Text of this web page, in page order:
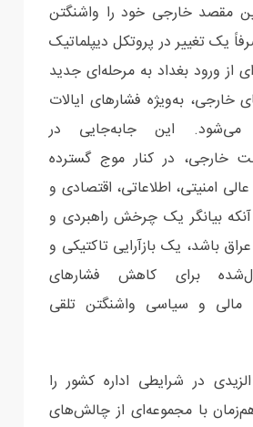
مقصد خارجی خود را واشنگتن
یک تغییر در پروتکل دیپلماتیک
از ورود بغداد به مرحله‌ای جدید
خارجی، به‌ویژه فشارهای ایالات
می‌شود. این جابه‌جایی در
خارجی، در کنار موج گسترده
امنیتی، اطلاعاتی، اقتصادی و
بیانگر یک چرخش راهبردی و
باشد، یک بازآرایی تاکتیکی و
برای کاهش فشارهای
مالی و سیاسی واشنگتن تلقی
در شرایطی اداره کشور را
با مجموعه‌ای از چالش‌های